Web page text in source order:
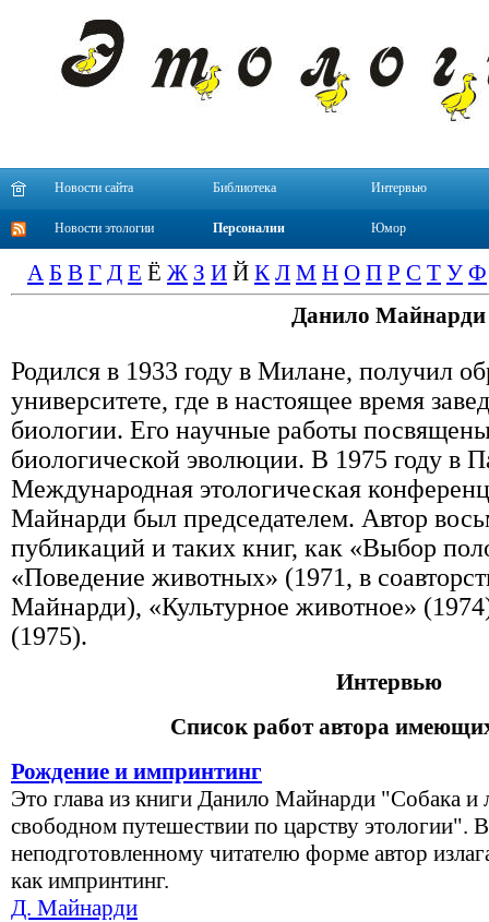
Новости сайта Библиотека Интервью
Новости этологии Персоналии Юмор
А Б В Г Д Е Ё Ж З И Й К Л М Н О П Р С Т У Ф
Данило Майнарди
Родился в 1933 году в Милане, получил
университете, где в на­стоящее время
биологии. Его научные работы
биологической эво­люции. В 1975 году в
Международ­ная этологическая
Майнарди был председателем. Автор
публикаций и таких книг, как «Выбор
«Поведение животных» (1971, в
Майнарди), «Культурное живот­ное»
(1975).
Интервью
Список работ автора
Рождение и импринтинг
Это глава из книги Данило Майнарди "Собака и
свободном путешествии по царству этологии".
неподготовленному читателю форме автор
как импринтинг.
Д. Майнарди